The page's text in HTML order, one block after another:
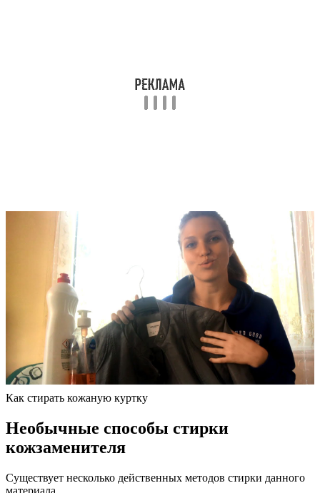
Как стирать кожаную куртку
Необычные способы стирки
кожзаменителя
Существует несколько действенных методов стирки данного
материала.